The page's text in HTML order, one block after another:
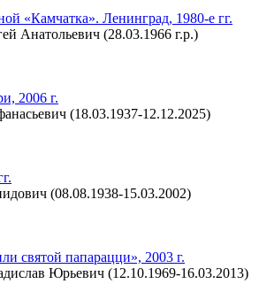
«Камчатка». Ленинград, 1980-е гг.
Анатольевич (28.03.1966 г.р.)
2006 г.
(18.03.1937-12.12.2025)
(08.08.1938-15.03.2002)
святой папарацци», 2003 г.
Юрьевич (12.10.1969-16.03.2013)